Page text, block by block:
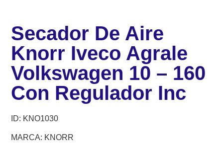
Secador De Aire
Knorr Iveco Agrale
Volkswagen 10 – 160
Con Regulador Inc
ID: KNO1030
MARCA: KNORR